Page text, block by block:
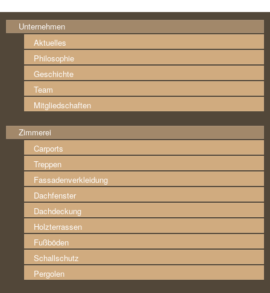
Unternehmen
Aktuelles
Philosophie
Geschichte
Team
Mitgliedschaften
Zimmerei
Carports
Treppen
Fassaden­verkleidung
Dachfenster
Dachdeckung
Holzterrassen
Fußböden
Schallschutz
Pergolen